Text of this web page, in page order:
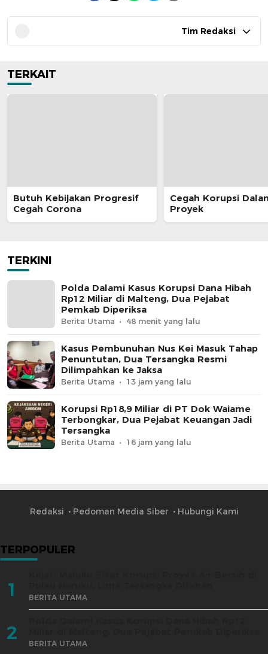
Tim Redaksi
TERKAIT
Butuh Kebijakan Progresif
Cegah Corona
Cegah Korupsi
Proyek
TERKINI
Polda Dalami Kasus Korupsi Dana Hibah
Rp12 Miliar di Malteng, Dua Pejabat
Pemkab Diperiksa
Berita Utama 48 menit yang lalu
Kasus Pembunuhan Nus Kei Masuk Tahap
Penuntutan, Dua Tersangka Resmi
Dilimpahkan ke Jaksa
Berita Utama 13 jam yang lalu
Korupsi Rp18,9 Miliar di PT Dok Waiame
Terbongkar, Dua Pejabat Keuangan Jadi
Tersangka
Berita Utama 16 jam yang lalu
Redaksi Pedoman Media Siber Hubungi Kami
TERPOPULER
1 BERITA UTAMA
2 BERITA UTAMA